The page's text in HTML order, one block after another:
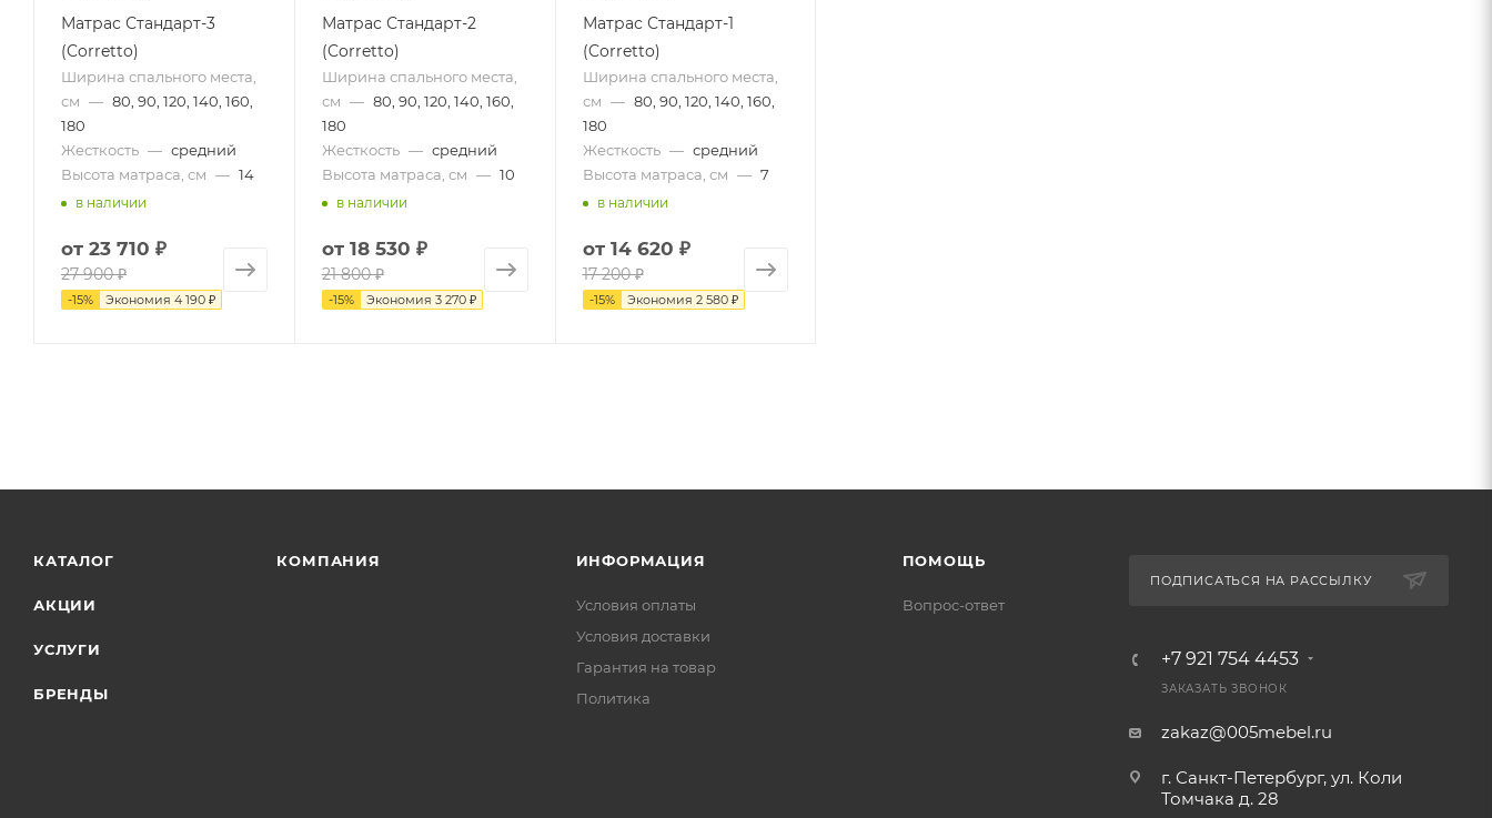
Матрас Стандарт-3
(Corretto)
Ширина спального места,
см — 80, 90, 120, 140, 160,
180
Жесткость — средний
Высота матраса, см — 14
в наличии
от 23 710 ₽
27 900 ₽
-15% Экономия 4 190 ₽
Матрас Стандарт-2
(Corretto)
Ширина спального места,
см — 80, 90, 120, 140, 160,
180
Жесткость — средний
Высота матраса, см — 10
в наличии
от 18 530 ₽
21 800 ₽
-15% Экономия 3 270 ₽
Матрас Стандарт-1
(Corretto)
Ширина спального места,
см — 80, 90, 120, 140, 160,
180
Жесткость — средний
Высота матраса, см — 7
в наличии
от 14 620 ₽
17 200 ₽
-15% Экономия 2 580 ₽
КАТАЛОГ
АКЦИИ
УСЛУГИ
БРЕНДЫ
КОМПАНИЯ ИНФОРМАЦИЯ
Условия оплаты
Условия доставки
Гарантия на товар
Политика
ПОМОЩЬ
Вопрос-ответ
ПОДПИСАТЬСЯ НА РАССЫЛКУ
+7 921 754 4453
ЗАКАЗАТЬ ЗВОНОК
zakaz@005mebel.ru
г. Санкт-Петербург, ул. Коли
Томчака д. 28